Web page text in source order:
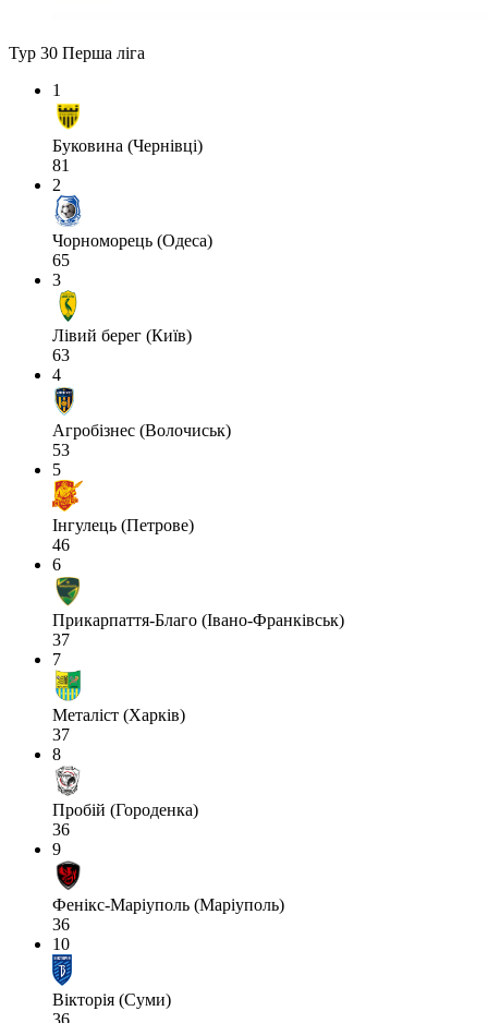
Тур 30 Перша ліга
1
Буковина (Чернівці)
81
2
Чорноморець (Одеса)
65
3
Лівий берег (Київ)
63
4
Агробізнес (Волочиськ)
53
5
Інгулець (Петрове)
46
6
Прикарпаття-Благо (Івано-Франківськ)
37
7
Металіст (Харків)
37
8
Пробій (Городенка)
36
9
Фенікс-Маріуполь (Маріуполь)
36
10
Вікторія (Суми)
36